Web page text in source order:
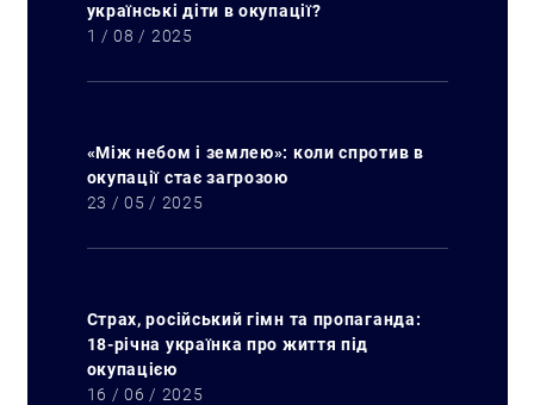
українські діти в окупації?
1 / 08 / 2025
«Між небом і землею»: коли спротив в
окупації стає загрозою
23 / 05 / 2025
Страх, російський гімн та пропаганда:
18-річна українка про життя під
окупацією
16 / 06 / 2025